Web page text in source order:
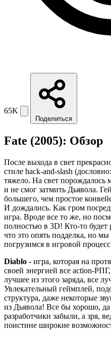
65K
Поделиться
Fate (2005): Обзор
После выхода в свет
стиле hack-and-slash
тяжело. На свет порождалось
и не смог затмить Дьявола.
большего, чем простое
И дождались. Как гром
игра. Вроде все то же, но
полностью в 3D! Кто-то будет
что это опять подделка, но
погрузимся в игровой
Diablo - игра, которая на
своей энергией все action-
лучшее из этого заряда, все
Увлекательный геймплей,
структура, даже некоторые
из Дьявола! Все бы хорошо,
разработчики забыли, а зря,
поистине широкие